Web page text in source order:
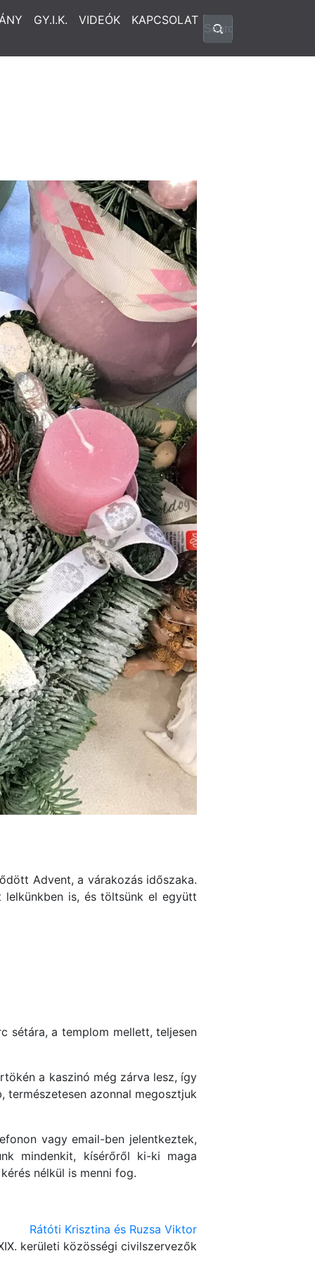
GY.I.K. VIDEÓK KAPCSOLAT
Advent, a várakozás időszaka.
is, és töltsünk el együtt
sétára, a templom mellett, teljesen
a kaszinó még zárva lesz, így
azonnal megosztjuk
vagy email-ben jelentkeztek,
mindenkit, kísérőről ki-ki maga
nélkül is menni fog.
Rátóti Krisztina és Ruzsa Viktor
kerületi közösségi civilszervezők